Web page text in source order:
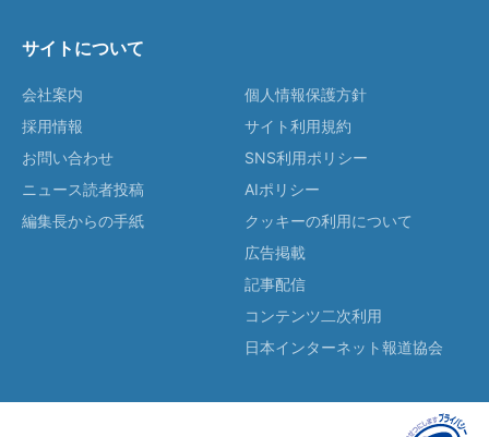
サイトについて
会社案内
採用情報
お問い合わせ
ニュース読者投稿
編集長からの手紙
個人情報保護方針
サイト利用規約
SNS利用ポリシー
AIポリシー
クッキーの利用について
広告掲載
記事配信
コンテンツ二次利用
日本インターネット報道協会